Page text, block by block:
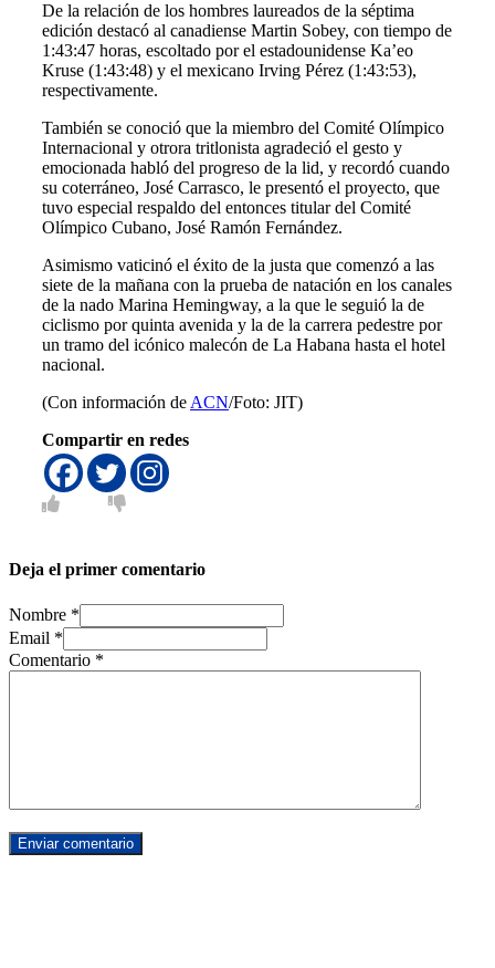
De la relación de los hombres laureados de la séptima
edición destacó al canadiense Martin Sobey, con tiempo de
1:43:47 horas, escoltado por el estadounidense Ka’eo
Kruse (1:43:48) y el mexicano Irving Pérez (1:43:53),
respectivamente.
También se conoció que la miembro del Comité Olímpico
Internacional y otrora tritlonista agradeció el gesto y
emocionada habló del progreso de la lid, y recordó cuando
su coterráneo, José Carrasco, le presentó el proyecto, que
tuvo especial respaldo del entonces titular del Comité
Olímpico Cubano, José Ramón Fernández.
Asimismo vaticinó el éxito de la justa que comenzó a las
siete de la mañana con la prueba de natación en los canales
de la nado Marina Hemingway, a la que le seguió la de
ciclismo por quinta avenida y la de la carrera pedestre por
un tramo del icónico malecón de La Habana hasta el hotel
nacional.
(Con información de ACN/Foto: JIT)
Compartir en redes
Deja el primer comentario
Nombre *
Email *
Comentario *